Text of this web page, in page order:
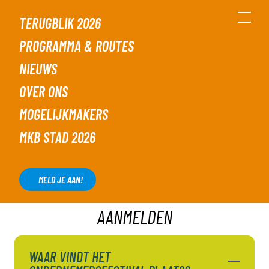
TERUGBLIK 2026
PROGRAMMA & ROUTES
NIEUWS
OVER ONS
MOGELIJKMAKERS
MKB STAD 2026
MELD JE AAN!
VEELGESTELDE VRAGEN OVER
ONDERNEMERSFESTIVAL
AANMELDEN
WAAR VINDT HET